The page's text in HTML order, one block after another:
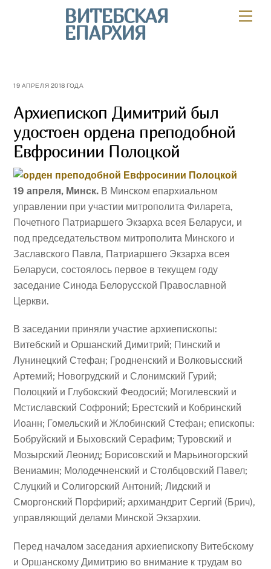
ВИТЕБСКАЯ
ЕПАРХИЯ
19 АПРЕЛЯ 2018 ГОДА
Архиепископ Димитрий был
удостоен ордена преподобной
Евфросинии Полоцкой
19 апреля, Минск. В Минском епархиальном
управлении при участии митрополита Филарета,
Почетного Патриаршего Экзарха всея Беларуси, и
под председательством митрополита Минского и
Заславского Павла, Патриаршего Экзарха всея
Беларуси, состоялось первое в текущем году
заседание Синода Белорусской Православной
Церкви.
В заседании приняли участие архиепископы:
Витебский и Оршанский Димитрий; Пинский и
Лунинецкий Стефан; Гродненский и Волковысский
Артемий; Новогрудский и Слонимский Гурий;
Полоцкий и Глубокский Феодосий; Могилевский и
Мстиславский Софроний; Брестский и Кобринский
Иоанн; Гомельский и Жлобинский Стефан; епископы:
Бобруйский и Быховский Серафим; Туровский и
Мозырский Леонид; Борисовский и Марьиногорский
Вениамин; Молодечненский и Столбцовский Павел;
Слуцкий и Солигорский Антоний; Лидский и
Сморгонский Порфирий; архимандрит Сергий (Брич),
управляющий делами Минской Экзархии.
Перед началом заседания архиепископу Витебскому
и Оршанскому Димитрию во внимание к трудам во